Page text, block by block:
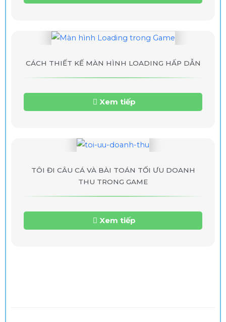
CÁCH THIẾT KẾ MÀN HÌNH LOADING HẤP DẪN
Xem tiếp
TÔI ĐI CÂU CÁ VÀ BÀI TOÁN TỐI ƯU DOANH
THU TRONG GAME
Xem tiếp